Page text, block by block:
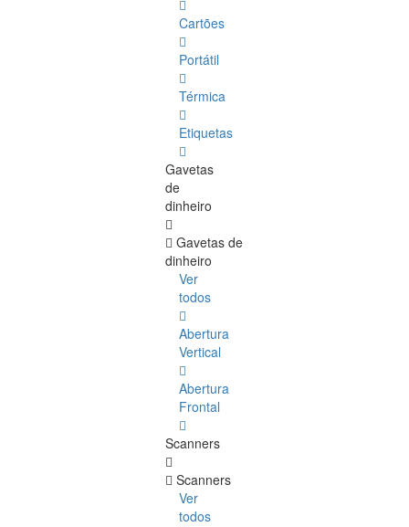
Cartões
Portátil
Térmica
Etiquetas
Gavetas
de
dinheiro
Gavetas de
dinheiro
Ver
todos
Abertura
Vertical
Abertura
Frontal
Scanners
Scanners
Ver
todos